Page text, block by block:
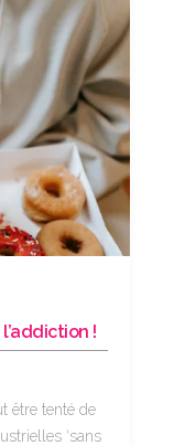
!
être tenté de
‘sans